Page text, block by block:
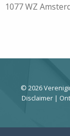
1077 WZ
© 2026
Disclaimer|